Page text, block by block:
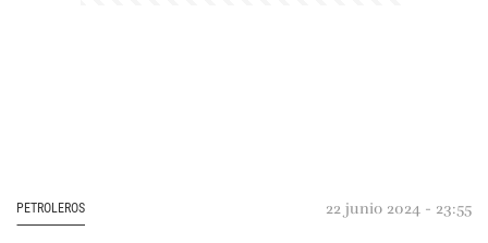
PETROLEROS 22 junio 2024 - 23:55